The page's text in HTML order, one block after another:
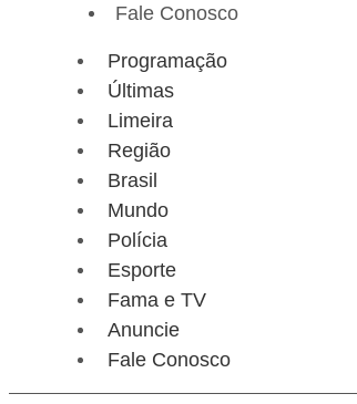
Fale Conosco
Programação
Últimas
Limeira
Região
Brasil
Mundo
Polícia
Esporte
Fama e TV
Anuncie
Fale Conosco